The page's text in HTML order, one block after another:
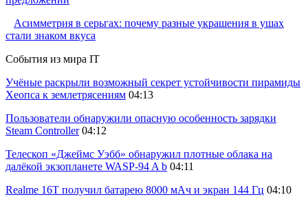
Асимметрия в серьгах: почему разные украшения в ушах
стали знаком вкуса
События из мира IT
Учёные раскрыли возможный секрет устойчивости пирамиды
Хеопса к землетрясениям 04:13
Пользователи обнаружили опасную особенность зарядки
Steam Controller 04:12
Телескоп «Джеймс Уэбб» обнаружил плотные облака на
далёкой экзопланете WASP-94 A b 04:11
Realme 16T получил батарею 8000 мАч и экран 144 Гц 04:10